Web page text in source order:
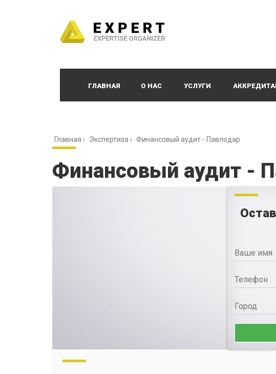
ГЛАВНАЯ О НАС УСЛУГИ
Главная › Экспертиза › Финансовый аудит - Павлодар
Финансовый аудит -